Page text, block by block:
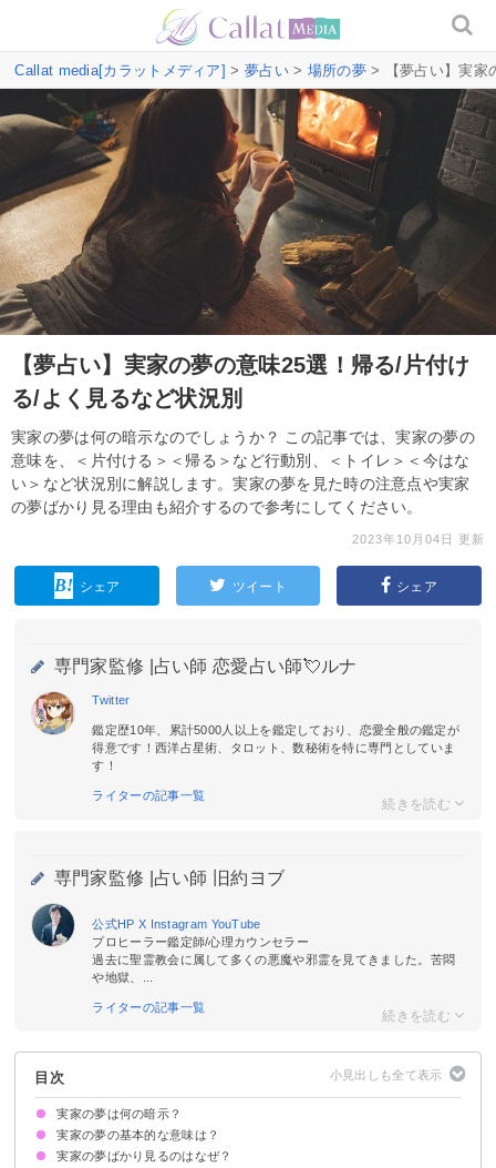
Callat media[カラットメディア] > 夢占い> 場所の夢> 【夢占い】実家
【夢占い】実家の夢の意味25選！帰る/片付け
る/よく見るなど状況別
実家の夢は何の暗示なのでしょうか？ この記事では、実家の夢の
意味を、＜片付ける＞＜帰る＞など行動別、＜トイレ＞＜今はな
い＞など状況別に解説します。実家の夢を見た時の注意点や実家
の夢ばかり見る理由も紹介するので参考にしてください。
2023年10月04日 更新
シェア ツイート シェア
専門家監修 | 占い師 恋愛占い師💘ルナ
Twitter
鑑定歴10年、累計5000人以上を鑑定しており、恋愛全般の鑑定が
得意です！西洋占星術、タロット、数秘術を特に専門としていま
す！
ライターの記事一覧
専門家監修 | 占い師 旧約ヨブ
公式HP X Instagram YouTube
プロヒーラー鑑定師/心理カウンセラー
過去に聖霊教会に属して多くの悪魔や邪霊を見てきました。苦悶
や地獄、...
ライターの記事一覧
目次
実家の夢は何の暗示？
実家の夢の基本的な意味は？
転機が訪れている暗示
状況によって意味が決まる
実家の夢ばかり見るのはなぜ？